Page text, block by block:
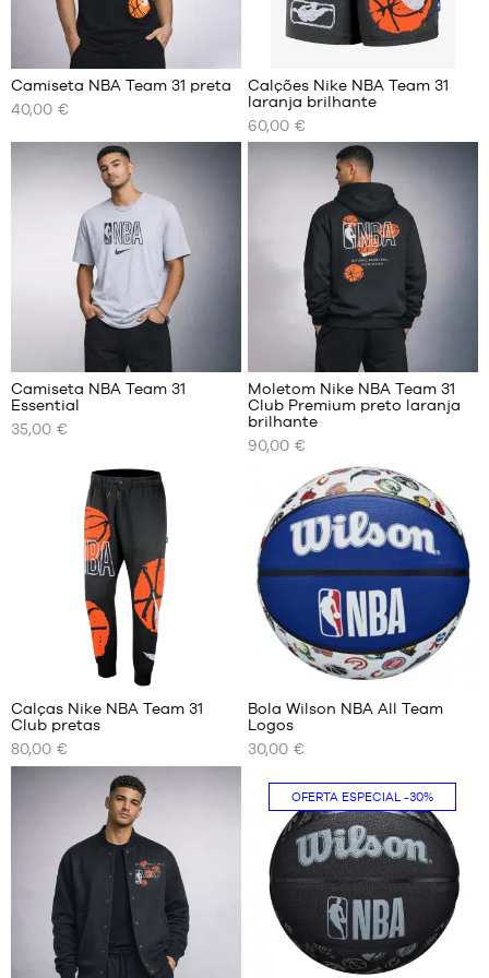
OS
TAMANHOS
DISPONÍVEIS
Camiseta NBA Team 31 preta
40,00 €
OS
NOSSOS
DISPONÍVEIS
6
Calções Nike NBA Team 31
laranja brilhante
60,00 €
OS
NOSSOS
DISPONÍVEIS
Camiseta NBA Team 31
Essential
35,00 €
OS
TAMANHOS
DISPONÍVEIS
XS
S
XL
XXL
Moletom Nike NBA Team 31
Club Premium preto laranja
brilhante
90,00 €
OS
NOSSOS
DISPONÍVEIS
XXL
Calças Nike NBA Team 31
Club pretas
80,00 €
OS
NOSSOS
DISPONÍVEIS
tamanho
7
4
Bola Wilson NBA All Team
Logos
30,00 €
OFERTA ESPECIAL -30%
1